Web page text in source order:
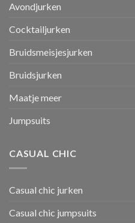
Avondjurken
Cocktailjurken
Bruidsmeisjesjurken
Bruidsjurken
Maatje meer
Jumpsuits
CASUAL CHIC
Casual chic jurken
Casual chic jumpsuits